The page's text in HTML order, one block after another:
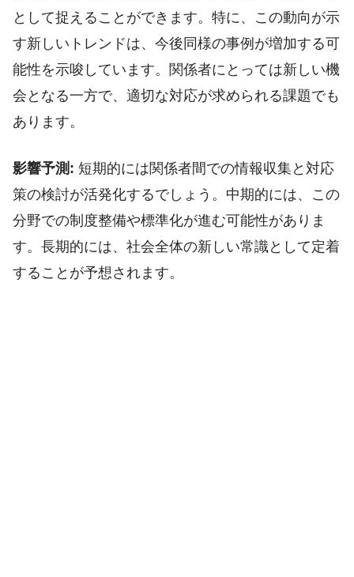
として捉えることができます。特に、この動向が示
す新しいトレンドは、今後同様の事例が増加する可
能性を示唆しています。関係者にとっては新しい機
会となる一方で、適切な対応が求められる課題でも
あります。
影響予測: 短期的には関係者間での情報収集と対応
策の検討が活発化するでしょう。中期的には、この
分野での制度整備や標準化が進む可能性がありま
す。長期的には、社会全体の新しい常識として定着
することが予想されます。